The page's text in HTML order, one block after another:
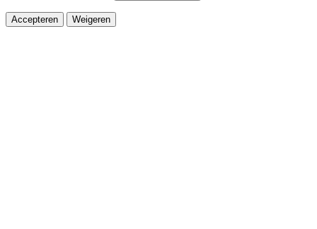
Accepteren Weigeren